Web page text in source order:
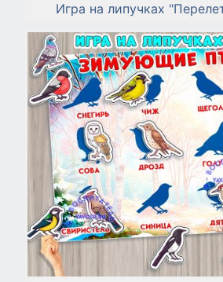
Игра на липучках